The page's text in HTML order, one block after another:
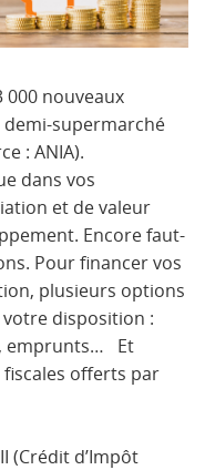
000 nouveaux
demi-supermarché
: ANIA).
dans vos
et de valeur
Encore faut-
Pour financer vos
plusieurs options
disposition :
emprunts… Et
fiscales offerts par
(Crédit d’Impôt